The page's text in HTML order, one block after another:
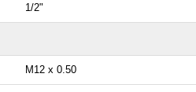
1/2"
M12 x 0.50